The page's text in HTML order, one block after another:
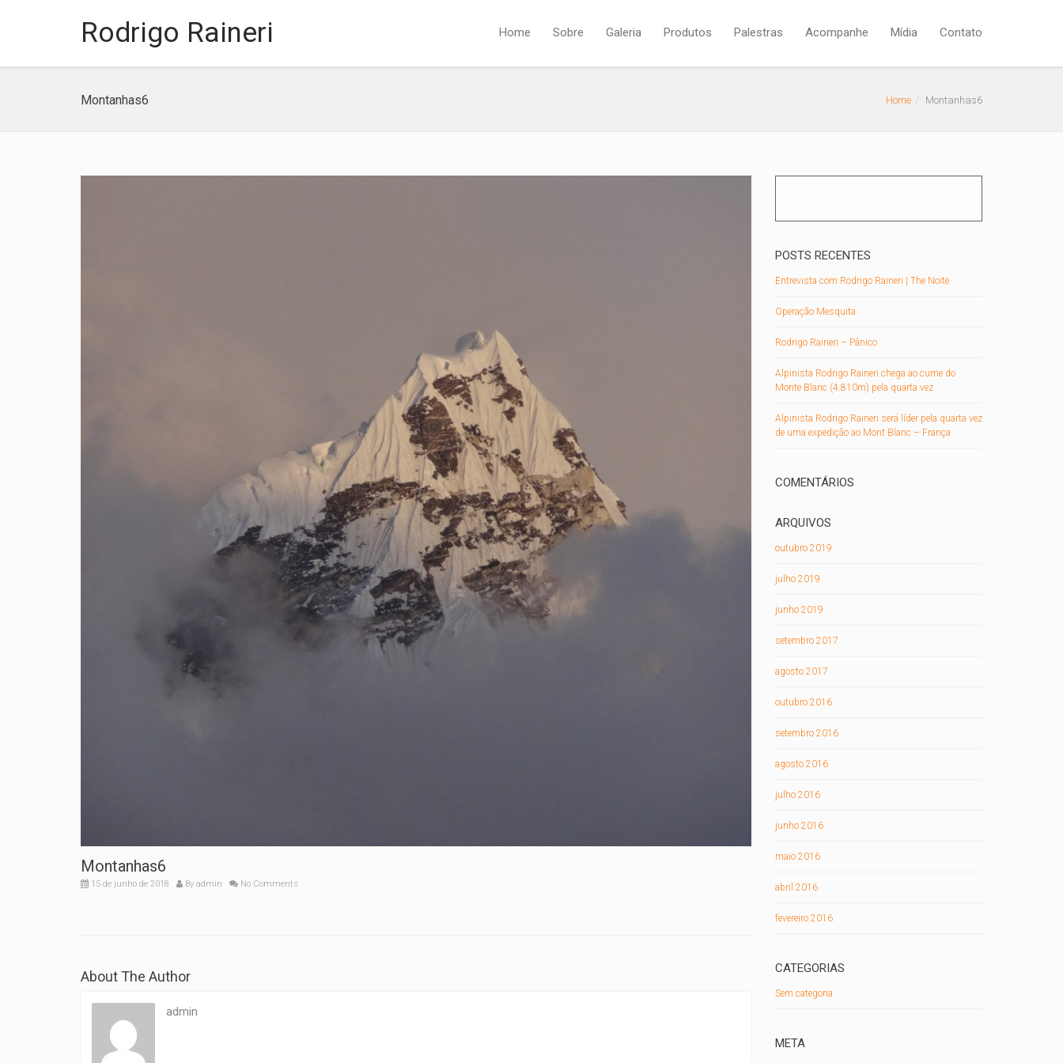
Rodrigo Raineri Home Sobre Galeria Produtos Palestras Acompanhe Mídia Contato
Montanhas6 Home Montanhas6
Montanhas6
15 de junho de 2018 By admin No Comments
About The Author
admin
POSTS RECENTES
Entrevista com Rodrigo Raineri | The Noite
Operação Mesquita
Rodrigo Raineri – Pânico
Alpinista Rodrigo Raineri chega ao cume do
Monte Blanc (4.810m) pela quarta vez
Alpinista Rodrigo Raineri será líder pela quarta vez
de uma expedição ao Mont Blanc – França
COMENTÁRIOS
ARQUIVOS
outubro 2019
julho 2019
junho 2019
setembro 2017
agosto 2017
outubro 2016
setembro 2016
agosto 2016
julho 2016
junho 2016
maio 2016
abril 2016
fevereiro 2016
CATEGORIAS
Sem categoria
META